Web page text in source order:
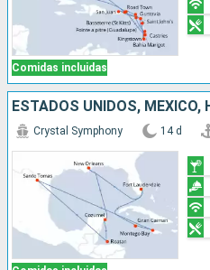
Comidas incluidas
Crystal Symphony 14 d